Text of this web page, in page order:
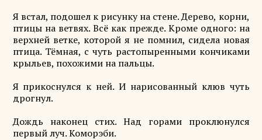
Я встал, подошел к рисунку на стене. Дерево, корни,
птицы на ветвях. Всё как прежде. Кроме одного: на
верхней ветке, которой я не помнил, сидела новая
птица. Тёмная, с чуть растопыренными кончиками
крыльев, похожими на пальцы.
Я прикоснулся к ней. И нарисованный клюв чуть
дрогнул.
Дождь наконец стих. Над горами проклюнулся
первый луч. Коморэби.